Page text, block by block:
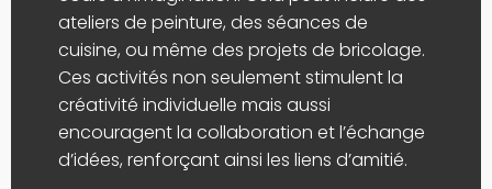
ateliers de peinture, des séances de
cuisine, ou même des projets de bricolage.
Ces activités non seulement stimulent la
créativité individuelle mais aussi
encouragent la collaboration et l’échange
d’idées, renforçant ainsi les liens d’amitié.